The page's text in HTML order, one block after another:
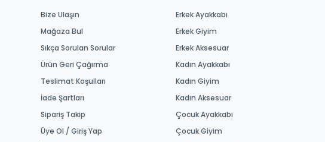
Bize Ulaşın
Mağaza Bul
Sıkça Sorulan Sorular
Ürün Geri Çağırma
Teslimat Koşulları
İade Şartları
Sipariş Takip
Üye Ol / Giriş Yap
Erkek Ayakkabı
Erkek Giyim
Erkek Aksesuar
Kadın Ayakkabı
Kadın Giyim
Kadın Aksesuar
Çocuk Ayakkabı
Çocuk Giyim